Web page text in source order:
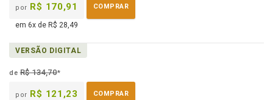
por R$ 170,91 COMPRAR
em 6x de R$ 28,49
VERSÃO DIGITAL
deR$ 134,70*
por R$ 121,23 COMPRAR